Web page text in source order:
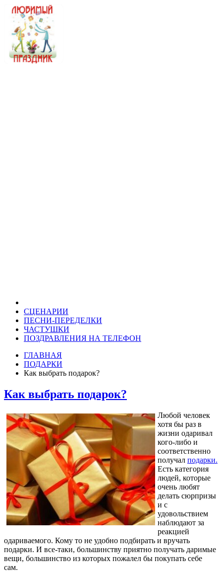
СЦЕНАРИИ
ПЕСНИ-ПЕРЕДЕЛКИ
ЧАСТУШКИ
ПОЗДРАВЛЕНИЯ НА ТЕЛЕФОН
ГЛАВНАЯ
ПОДАРКИ
Как выбрать подарок?
Как выбрать подарок?
Любой человек
хотя бы раз в
жизни одаривал
кого-либо и
соответственно
получал подарки.
Есть категория
людей, которые
очень любят
делать сюрпризы
и с
удовольствием
наблюдают за
реакцией
одариваемого. Кому то не удобно подбирать и вручать
подарки. И все-таки, большинству приятно получать даримые
вещи, большинство из которых пожалел бы покупать себе
сам.